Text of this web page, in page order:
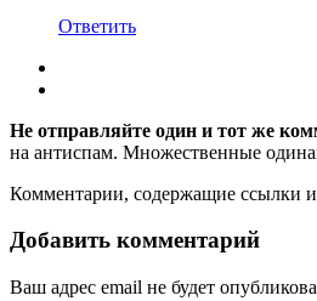
Ответить
Не отправляйте один и тот же
на антиспам. Множественные
Комментарии, содержащие ссылки
Добавить комментарий
Ваш адрес email не будет